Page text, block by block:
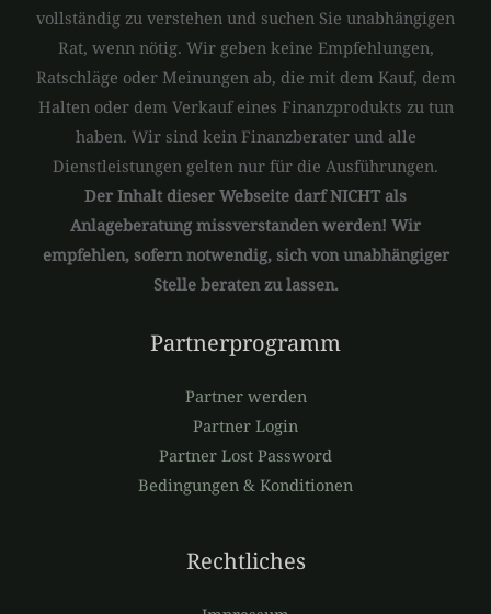
vollständig zu verstehen und suchen Sie unabhängigen
Rat, wenn nötig. Wir geben keine Empfehlungen,
Ratschläge oder Meinungen ab, die mit dem Kauf, dem
Halten oder dem Verkauf eines Finanzprodukts zu tun
haben. Wir sind kein Finanzberater und alle
Dienstleistungen gelten nur für die Ausführungen.
Der Inhalt dieser Webseite darf NICHT als
Anlageberatung missverstanden werden! Wir
empfehlen, sofern notwendig, sich von unabhängiger
Stelle beraten zu lassen.
Partnerprogramm
Partner werden
Partner Login
Partner Lost Password
Bedingungen & Konditionen
Rechtliches